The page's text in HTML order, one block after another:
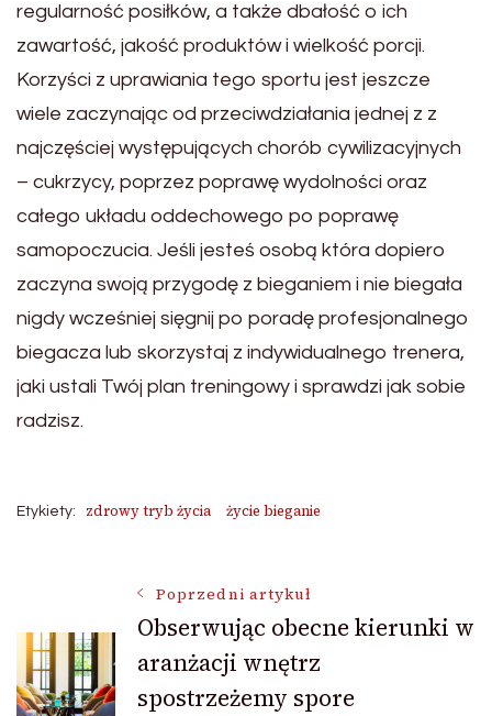
regularność posiłków, a także dbałość o ich
zawartość, jakość produktów i wielkość porcji.
Korzyści z uprawiania tego sportu jest jeszcze
wiele zaczynając od przeciwdziałania jednej z z
najczęściej występujących chorób cywilizacyjnych
– cukrzycy, poprzez poprawę wydolności oraz
całego układu oddechowego po poprawę
samopoczucia. Jeśli jesteś osobą która dopiero
zaczyna swoją przygodę z bieganiem i nie biegała
nigdy wcześniej sięgnij po poradę profesjonalnego
biegacza lub skorzystaj z indywidualnego trenera,
jaki ustali Twój plan treningowy i sprawdzi jak sobie
radzisz.
Etykiety: zdrowy tryb życia życie bieganie
Nawigacja
wpisu
Poprzedni artykuł
Obserwując obecne kierunki w
aranżacji wnętrz
spostrzeżemy spore